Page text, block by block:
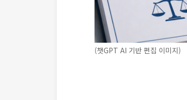
(챗GPT AI 기반 편집 이미지)